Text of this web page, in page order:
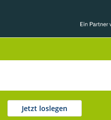
Jetzt loslegen